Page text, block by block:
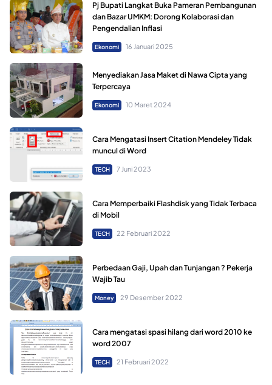
Pj Bupati Langkat Buka Pameran Pembangunan
dan Bazar UMKM: Dorong Kolaborasi dan
Pengendalian Inflasi
Ekonomi 16 Januari 2025
Menyediakan Jasa Maket di Nawa Cipta yang
Terpercaya
Ekonomi 10 Maret 2024
Cara Mengatasi Insert Citation Mendeley Tidak
muncul di Word
TECH 7 Juni 2023
Cara Memperbaiki Flashdisk yang Tidak Terbaca
di Mobil
TECH 22 Februari 2022
Perbedaan Gaji, Upah dan Tunjangan ? Pekerja
Wajib Tau
Money 29 Desember 2022
Cara mengatasi spasi hilang dari word 2010 ke
word 2007
TECH 21 Februari 2022